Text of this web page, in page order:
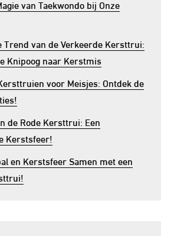
van Taekwondo bij Onze
Trend van de Verkeerde Kersttrui:
Knipoog naar Kerstmis
voor Meisjes: Ontdek de
de Rode Kersttrui: Een
Kerstsfeer!
en Kerstsfeer Samen met een